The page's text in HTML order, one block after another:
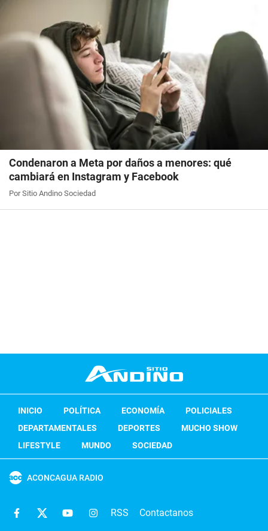
Condenaron a Meta por daños a menores: qué
cambiará en Instagram y Facebook
Por Sitio Andino Sociedad
INICIO POLÍTICA ECONOMÍA
POLICIALES
DEPARTAMENTALES
DEPORTES
MUCHO SHOW
LIFESTYLE
MUNDO SOCIEDAD
ACONCAGUA RADIO
RSS Contactanos